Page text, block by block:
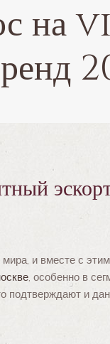
на
и вместе с
, особенно в
подтверждают и